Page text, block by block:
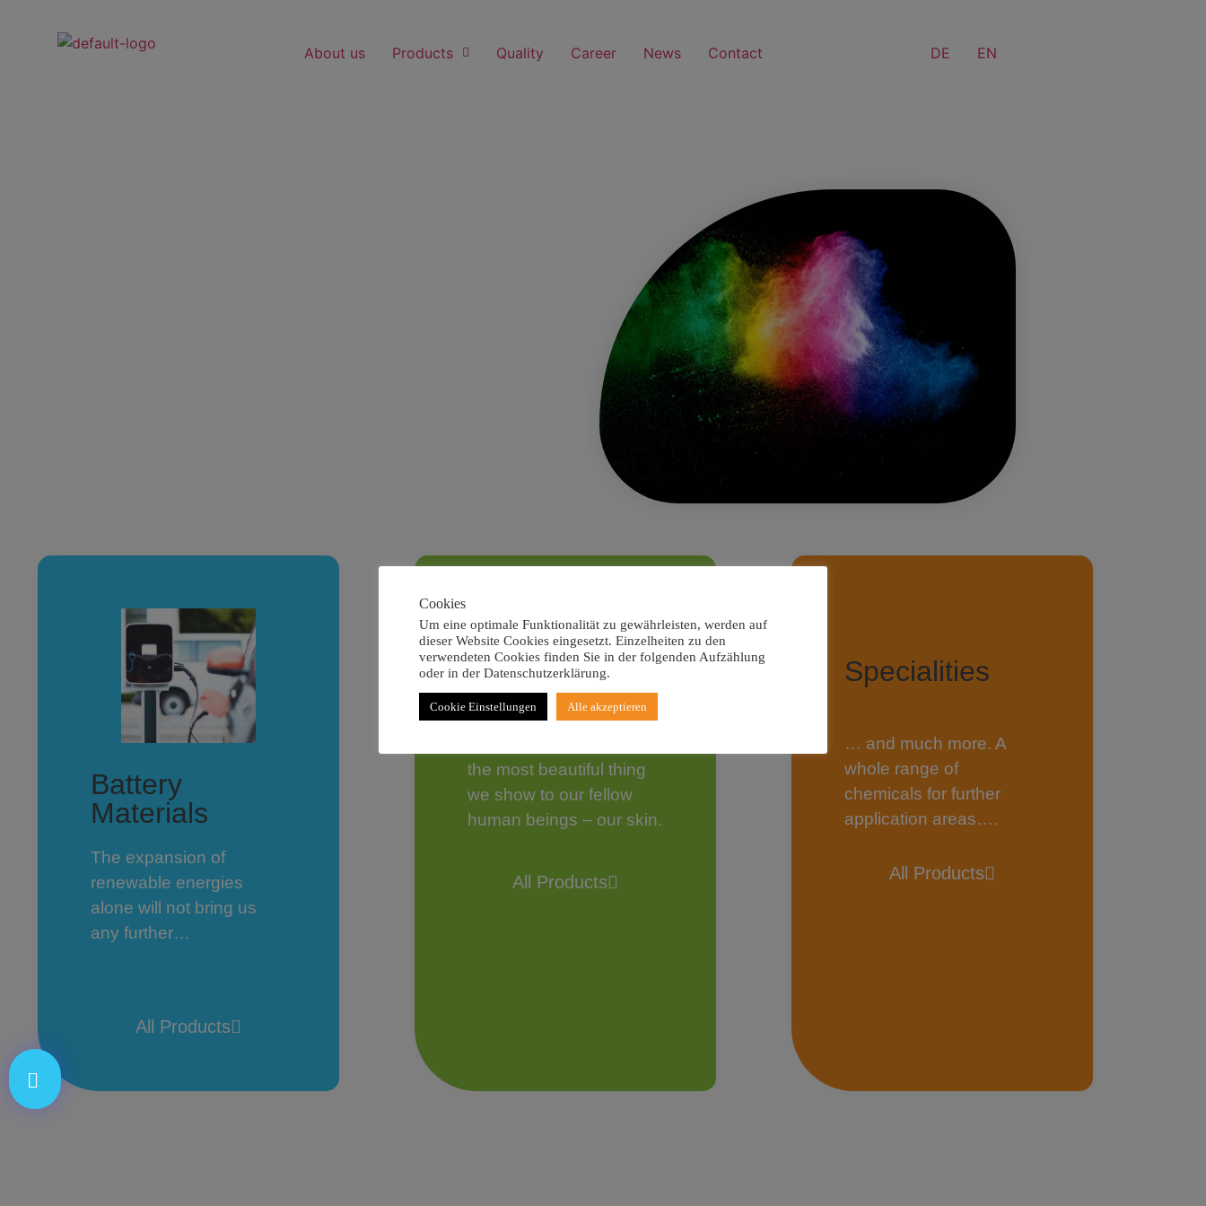
About us Products Quality Career News Contact DE EN
Battery
Materials
The expansion of
renewable energies
alone will not bring us
any further…
All Products
Cosmetic
Active
the most beautiful thing
we show to our fellow
human beings – our skin.
All Products
Specialities
… and much more. A
whole range of
chemicals for further
application areas….
All Products
Cookies
Um eine optimale Funktionalität zu gewährleisten, werden auf
dieser Website Cookies eingesetzt. Einzelheiten zu den
verwendeten Cookies finden Sie in der folgenden Aufzählung
oder in der Datenschutzerklärung.
Cookie Einstellungen Alle akzeptieren